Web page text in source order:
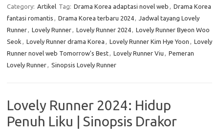
Category: Artikel Tag: Drama Korea adaptasi novel web , Drama Korea
fantasi romantis , Drama Korea terbaru 2024, Jadwal tayang Lovely
Runner, Lovely Runner, Lovely Runner 2024, Lovely Runner Byeon Woo
Seok , Lovely Runner drama Korea , Lovely Runner Kim Hye Yoon , Lovely
Runner novel web Tomorrow's Best, Lovely Runner Viu , Pemeran
Lovely Runner, Sinopsis Lovely Runner
Lovely Runner 2024: Hidup
Penuh Liku | Sinopsis Drakor